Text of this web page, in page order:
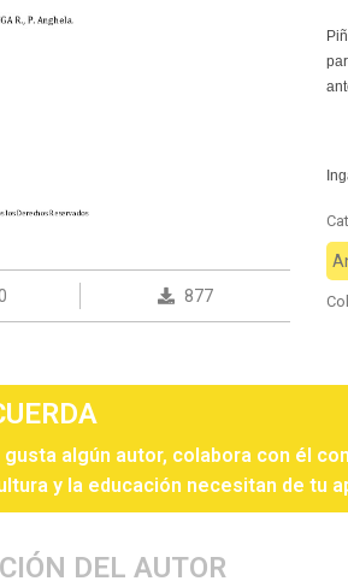
877
gusta algún autor, colabora con él
y la educación necesitan de tu
DEL AUTOR